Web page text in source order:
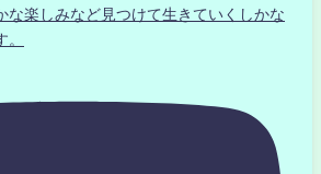
な楽しみなど見つけて生きていくしかな